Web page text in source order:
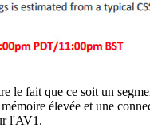
le fait que ce soit un
élevée et une
l'AV1.